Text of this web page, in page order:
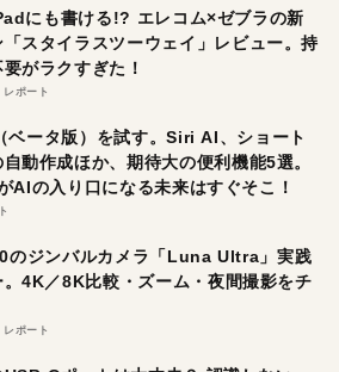
にも書ける!? エレコム×ゼブラの新
スタイラスツーウェイ」レビュー。持
がラクすぎた！
レポート
ベータ版）を試す。Siri AI、ショート
動作成ほか、期待大の便利機能5選。
AIの入り口になる未来はすぐそこ！
のジンバルカメラ「Luna Ultra」実践
。4K／8K比較・ズーム・夜間撮影をチ
レポート